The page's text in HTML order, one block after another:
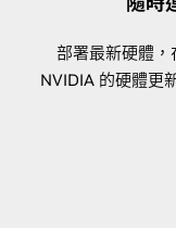
部署最新硬體
NVIDIA 的硬體更